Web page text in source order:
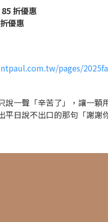
折優惠
優惠
pages/
說一聲「辛苦了」，讓一顆
平日說不出口的那句「謝謝